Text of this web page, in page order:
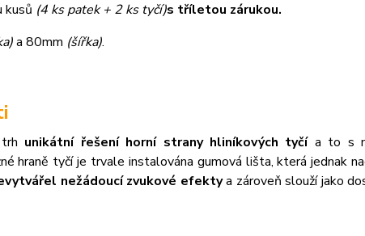
kusů (4 ks patek + 2 ks tyčí)s tříletou zárukou.
a 80mm (šířka).
unikátní řešení horní strany hliníkových tyčí a to s
hraně tyčí je trvale instalována gumová lišta, která jednak
nežádoucí zvukové efektya zároveň slouží jako